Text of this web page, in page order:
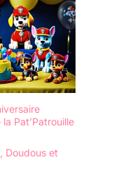
Pat’Patrouille
Doudous et